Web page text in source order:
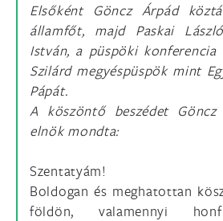
Elsőként Göncz Árpád
államfőt, majd Paskai
István, a püspöki konferencia
Szilárd megyéspüspök mint
Pápát.
A köszöntő beszédet Göncz
elnök mondta:
Szentatyám!
Boldogan és meghatottan
földön, valamennyi